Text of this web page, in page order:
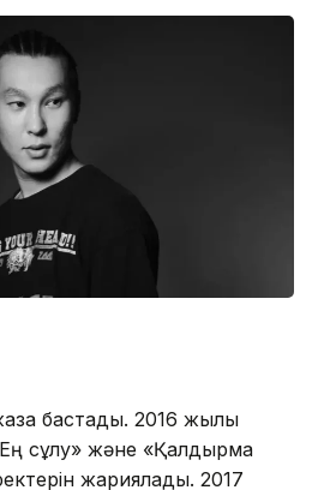
бастады. 2016 жылы
сұлу» және «Қалдырма
жариялады. 2017